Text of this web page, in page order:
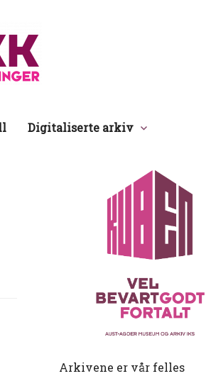
Digitaliserte arkiv
Arkivene er vår felles